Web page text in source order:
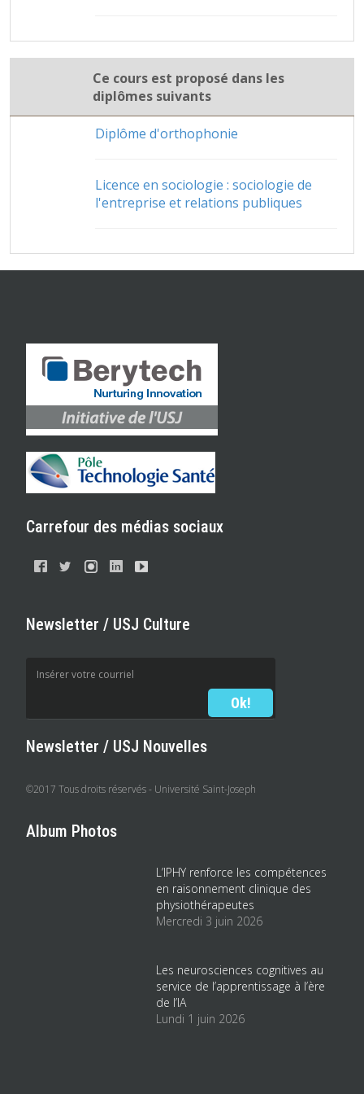
Ce cours est proposé dans les
diplômes suivants
Diplôme d'orthophonie
Licence en sociologie : sociologie de
l'entreprise et relations publiques
Carrefour des médias sociaux
Newsletter / USJ Culture
Newsletter / USJ Nouvelles
©2017 Tous droits réservés - Université Saint-Joseph
Album Photos
L’IPHY renforce les compétences
en raisonnement clinique des
physiothérapeutes
Mercredi 3 juin 2026
Les neurosciences cognitives au
service de l’apprentissage à l’ère
de l’IA
Lundi 1 juin 2026